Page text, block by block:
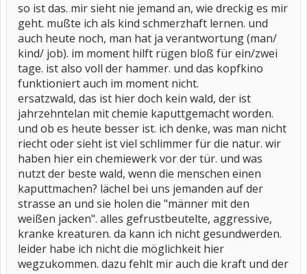
so ist das. mir sieht nie jemand an, wie dreckig es mir
geht. mußte ich als kind schmerzhaft lernen. und
auch heute noch, man hat ja verantwortung (man/
kind/ job). im moment hilft rügen bloß für ein/zwei
tage. ist also voll der hammer. und das kopfkino
funktioniert auch im moment nicht.
ersatzwald, das ist hier doch kein wald, der ist
jahrzehntelan mit chemie kaputtgemacht worden.
und ob es heute besser ist. ich denke, was man nicht
riecht oder sieht ist viel schlimmer für die natur. wir
haben hier ein chemiewerk vor der tür. und was
nutzt der beste wald, wenn die menschen einen
kaputtmachen? lächel bei uns jemanden auf der
strasse an und sie holen die "männer mit den
weißen jacken". alles gefrustbeutelte, aggressive,
kranke kreaturen. da kann ich nicht gesundwerden.
leider habe ich nicht die möglichkeit hier
wegzukommen. dazu fehlt mir auch die kraft und der